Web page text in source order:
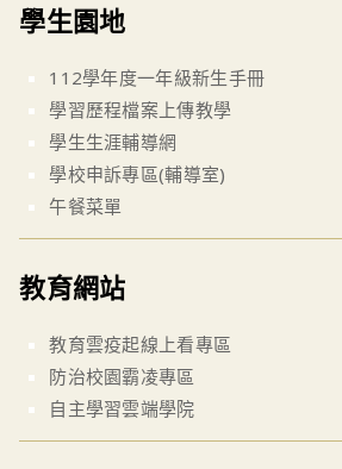
學生園地
112學年度一年級新生手冊
學習歷程檔案上傳教學
學生生涯輔導網
學校申訴專區(輔導室)
午餐菜單
教育網站
教育雲疫起線上看專區
防治校園霸凌專區
自主學習雲端學院